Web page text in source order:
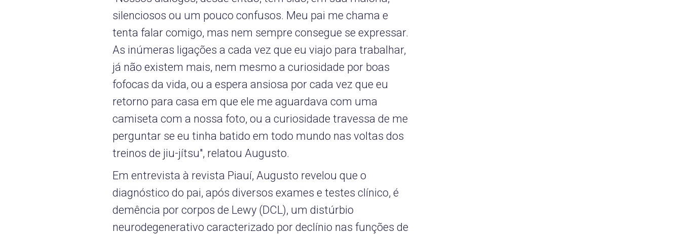
silenciosos ou um pouco confusos. Meu pai me chama e
tenta falar comigo, mas nem sempre consegue se expressar.
As inúmeras ligações a cada vez que eu viajo para trabalhar,
já não existem mais, nem mesmo a curiosidade por boas
fofocas da vida, ou a espera ansiosa por cada vez que eu
retorno para casa em que ele me aguardava com uma
camiseta com a nossa foto, ou a curiosidade travessa de me
perguntar se eu tinha batido em todo mundo nas voltas dos
treinos de jiu-jítsu", relatou Augusto.
Em entrevista à revista Piauí, Augusto revelou que o
diagnóstico do pai, após diversos exames e testes clínico, é
demência por corpos de Lewy (DCL), um distúrbio
neurodegenerativo caracterizado por declínio nas funções de